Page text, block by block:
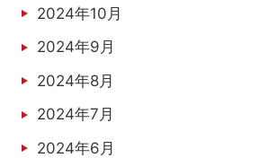
2024年10月
2024年9月
2024年8月
2024年7月
2024年6月